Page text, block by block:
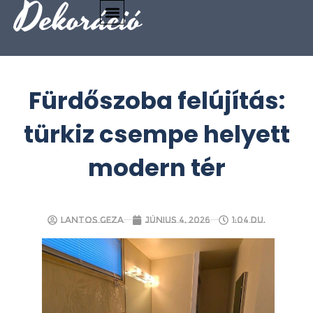
Dekoráció
Fürdőszoba felújítás:
türkiz csempe helyett
modern tér
Lantos Geza június 4, 2026 1:04 du.